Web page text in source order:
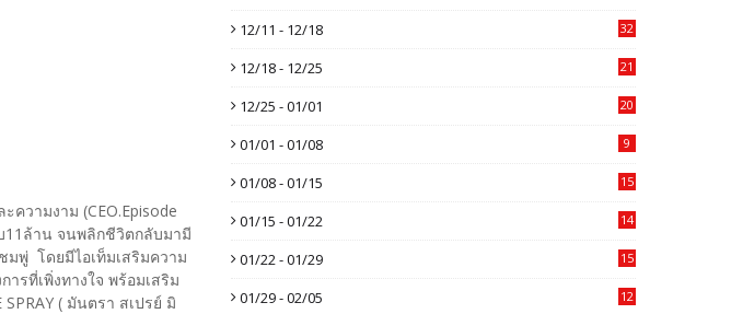
ามงาม (CEO.Episode
11ล้าน จนพลิกชีวิตกลับมามี
พู่ โดยมีไอเท็มเสริมความ
รที่เพิ่งทางใจ พร้อมเสริม
( มันตรา สเปรย์ มิ
12/11 - 12/18 32
12/18 - 12/25 21
12/25 - 01/01 20
01/01 - 01/08 9
01/08 - 01/15 15
01/15 - 01/22 14
01/22 - 01/29 15
01/29 - 02/05 12